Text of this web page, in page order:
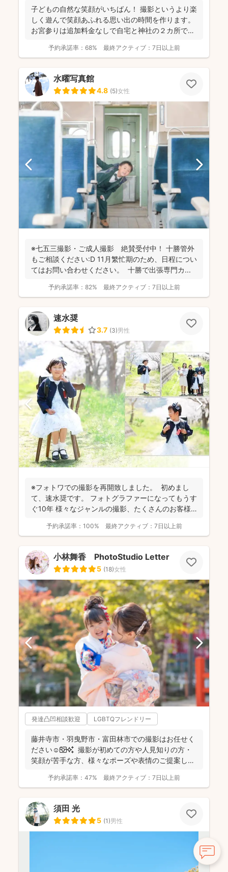
子どもの自然な笑顔がいちばん！ 撮影というより楽
しく遊んで笑顔あふれる思い出の時間を作ります。
お宮参りは追加料金なしで自宅と神社の２カ所で撮
予約承諾率： 68% 最終アクティブ： 7日以上前
水曜写真館
4.8 (5)女性
※七五三撮影・ご成人撮影 絶賛受付中！ 十勝管外
もご相談ください:D 11月繁忙期のため、日程につい
てはお問い合わせください。 十勝で出張専門カ...
予約承諾率： 82% 最終アクティブ： 7日以上前
速水奨
3.7 (3)男性
※フォトワでの撮影を再開致しました。 初めまし
て、速水奨です。 フォトグラファーになってもうす
ぐ10年 様々なジャンルの撮影、たくさんのお客様
予約承諾率： 100% 最終アクティブ： 7日以上前
小林舞香 PhotoStudio Letter
5 (18)女性
発達凸凹相談歓迎 LGBTQフレンドリー
藤井寺市・羽曳野市・富田林市での撮影はお任せく
ださい☺️📷✨ 撮影が初めての方や人見知りの方・
笑顔が苦手な方、様々なポーズや表情のご提案しま
予約承諾率： 47% 最終アクティブ： 7日以上前
須田 光
5 (1)男性